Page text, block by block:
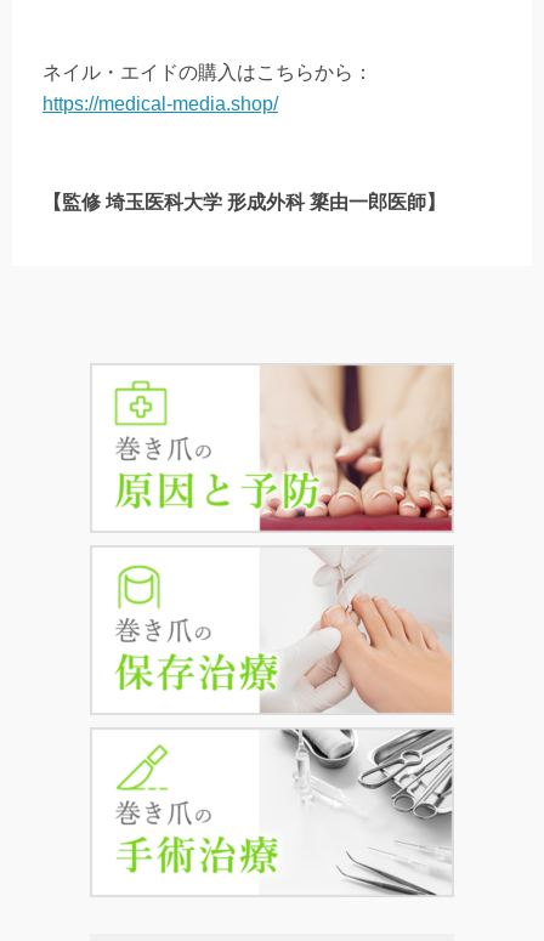
ネイル・エイドの購入はこちらから：
https://medical-media.shop/
【監修 埼玉医科大学 形成外科 簗由一郎医師】